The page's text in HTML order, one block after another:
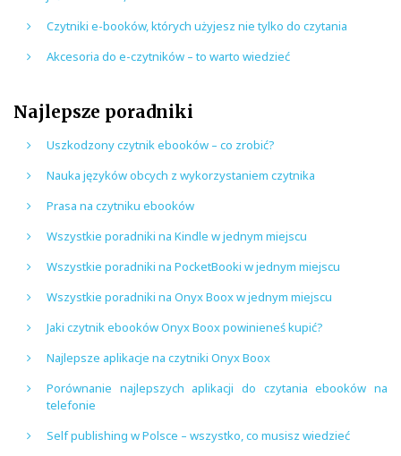
Czytniki e-booków, których użyjesz nie tylko do czytania
Akcesoria do e-czytników – to warto wiedzieć
Najlepsze poradniki
Uszkodzony czytnik ebooków – co zrobić?
Nauka języków obcych z wykorzystaniem czytnika
Prasa na czytniku ebooków
Wszystkie poradniki na Kindle w jednym miejscu
Wszystkie poradniki na PocketBooki w jednym miejscu
Wszystkie poradniki na Onyx Boox w jednym miejscu
Jaki czytnik ebooków Onyx Boox powinieneś kupić?
Najlepsze aplikacje na czytniki Onyx Boox
Porównanie najlepszych aplikacji do czytania ebooków na
telefonie
Self publishing w Polsce – wszystko, co musisz wiedzieć